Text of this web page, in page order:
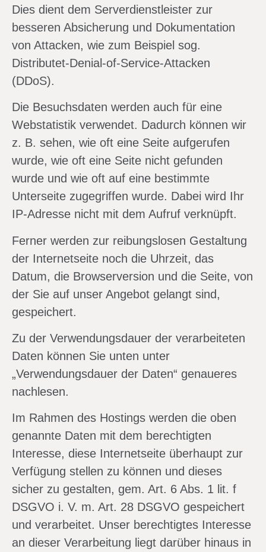
Dies dient dem Serverdienstleister zur
besseren Absicherung und Dokumentation
von Attacken, wie zum Beispiel sog.
Distributet-Denial-of-Service-Attacken
(DDoS).
Die Besuchsdaten werden auch für eine
Webstatistik verwendet. Dadurch können wir
z. B. sehen, wie oft eine Seite aufgerufen
wurde, wie oft eine Seite nicht gefunden
wurde und wie oft auf eine bestimmte
Unterseite zugegriffen wurde. Dabei wird Ihr
IP-Adresse nicht mit dem Aufruf verknüpft.
Ferner werden zur reibungslosen Gestaltung
der Internetseite noch die Uhrzeit, das
Datum, die Browserversion und die Seite, von
der Sie auf unser Angebot gelangt sind,
gespeichert.
Zu der Verwendungsdauer der verarbeiteten
Daten können Sie unten unter
„Verwendungsdauer der Daten“ genaueres
nachlesen.
Im Rahmen des Hostings werden die oben
genannte Daten mit dem berechtigten
Interesse, diese Internetseite überhaupt zur
Verfügung stellen zu können und dieses
sicher zu gestalten, gem. Art. 6 Abs. 1 lit. f
DSGVO i. V. m. Art. 28 DSGVO gespeichert
und verarbeitet. Unser berechtigtes Interesse
an dieser Verarbeitung liegt darüber hinaus in